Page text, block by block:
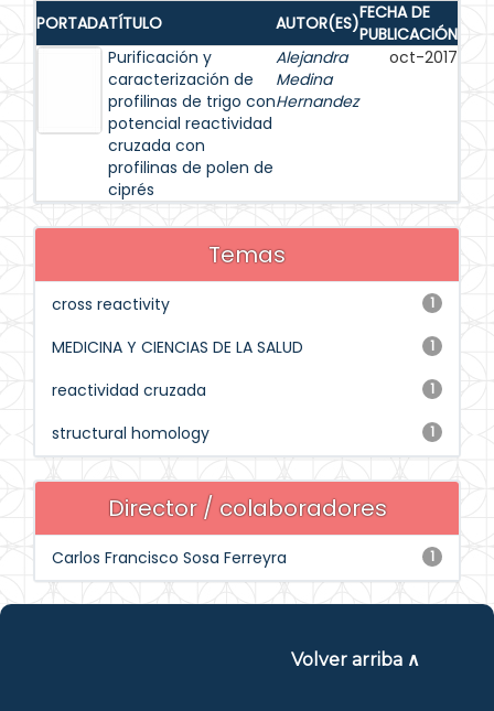
PORTADATÍTULO AUTOR(ES)FECHA DE
PUBLICACIÓN
Purificación y
caracterización de
profilinas de trigo con
potencial reactividad
cruzada con
profilinas de polen de
ciprés
Alejandra
Medina
Hernandez
oct-2017
Temas
1
cross reactivity
1
MEDICINA Y CIENCIAS DE LA SALUD
1
reactividad cruzada
1
structural homology
Director / colaboradores
1
Carlos Francisco Sosa Ferreyra
Volver arriba ∧